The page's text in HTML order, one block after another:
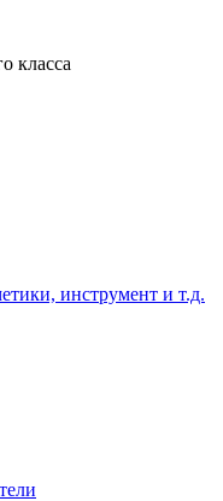
класса
инструмент и т.д.